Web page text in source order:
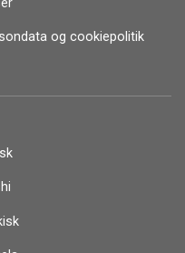
:) kan klart anbefales.